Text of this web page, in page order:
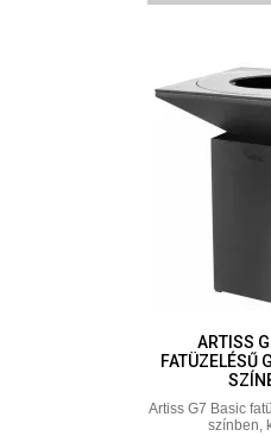
ARTISS
FATÜZELÉSŰ
Artiss G7 Basic
színben,